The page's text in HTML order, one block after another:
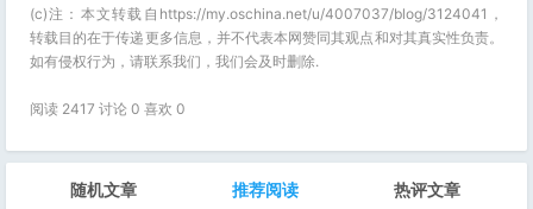
(c)注：本文转载自https://my.oschina.net/u/4007037/blog/3124041，
转载目的在于传递更多信息，并不代表本网赞同其观点和对其真实性负责。
如有侵权行为，请联系我们，我们会及时删除.
阅读 2417 讨论 0 喜欢 0
随机文章 推荐阅读 热评文章